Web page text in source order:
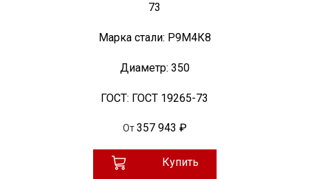
73
Марка стали: Р9М4К8
Диаметр: 350
ГОСТ: ГОСТ 19265-73
От 357 943 ₽
Купить